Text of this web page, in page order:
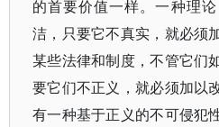
的首要价值一样。一种理
洁，只要它不真实，就必须
某些法律和制度，不管它们
要它们不正义，就必须加以
有一种基于正义的不可侵犯